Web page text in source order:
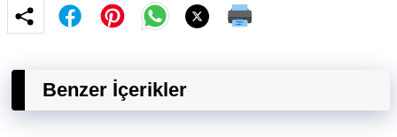
Benzer İçerikler